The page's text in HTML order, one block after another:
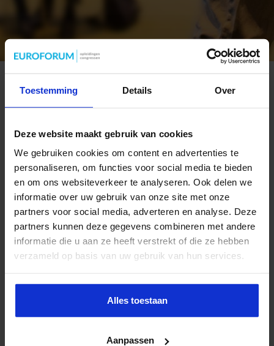
Toestemming Details Over
Deze website maakt gebruik van cookies
We gebruiken cookies om content en advertenties te
personaliseren, om functies voor social media te bieden
en om ons websiteverkeer te analyseren. Ook delen we
informatie over uw gebruik van onze site met onze
partners voor social media, adverteren en analyse. Deze
partners kunnen deze gegevens combineren met andere
informatie die u aan ze heeft verstrekt of die ze hebben
verzameld op basis van uw gebruik van hun services.
Alles toestaan
Aanpassen